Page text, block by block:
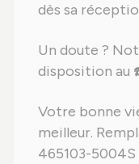
dès sa
Un doute ?
disposition au
Votre bonne
meilleur.
465103-5004S